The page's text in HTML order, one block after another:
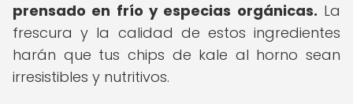
prensado en frío y especias orgánicas. La
frescura y la calidad de estos ingredientes
harán que tus chips de kale al horno sean
irresistibles y nutritivos.